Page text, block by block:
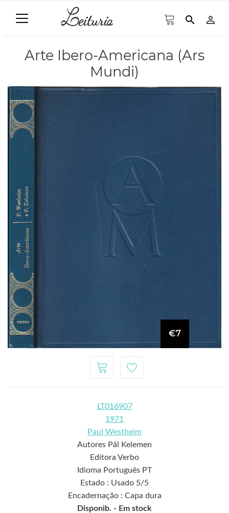
search person_outline
Arte Ibero-Americana (Ars
Mundi)
€7
LT016907
1971
Paul Westheim
Autores Pál Kelemen
Editora Verbo
Idioma Português PT
Estado : Usado 5/5
Encadernação : Capa dura
Disponib. - Em stock